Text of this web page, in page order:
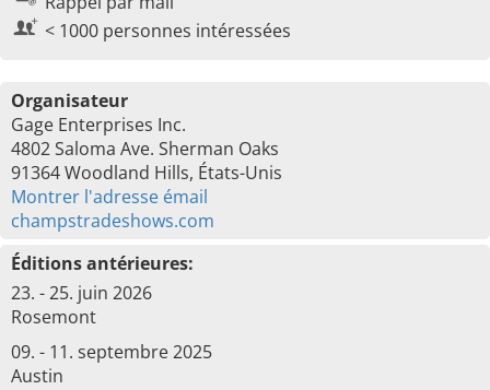
< 1000 personnes intéressées
Organisateur
Gage Enterprises Inc.
4802 Saloma Ave. Sherman Oaks
91364 Woodland Hills, États-Unis
Montrer l'adresse émail
champstradeshows.com
Éditions antérieures:
23. - 25. juin 2026
Rosemont
09. - 11. septembre 2025
Austin